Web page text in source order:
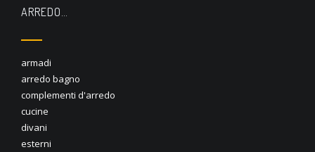
ARREDO…
armadi
arredo bagno
complementi d'arredo
cucine
divani
esterni